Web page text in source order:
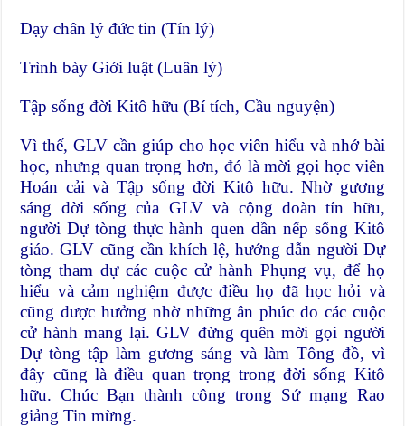
Dạy chân lý đức tin (Tín lý)
Trình bày Giới luật (Luân lý)
Tập sống đời Kitô hữu (Bí tích, Cầu nguyện)
Vì thế, GLV cần giúp cho học viên hiểu và nhớ bài
học, nhưng quan trọng hơn, đó là mời gọi học viên
Hoán cải và Tập sống đời Kitô hữu. Nhờ gương
sáng đời sống của GLV và cộng đoàn tín hữu,
người Dự tòng thực hành quen dần nếp sống Kitô
giáo. GLV cũng cần khích lệ, hướng dẫn người Dự
tòng tham dự các cuộc cử hành Phụng vụ, để họ
hiểu và cảm nghiệm được điều họ đã học hỏi và
cũng được hưởng nhờ những ân phúc do các cuộc
cử hành mang lại. GLV đừng quên mời gọi người
Dự tòng tập làm gương sáng và làm Tông đồ, vì
đây cũng là điều quan trọng trong đời sống Kitô
hữu. Chúc Bạn thành công trong Sứ mạng Rao
giảng Tin mừng.